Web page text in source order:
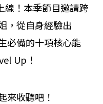
線！本季節目邀請跨
，從自身經驗出
必備的十項核心能
Up！
來收聽吧！